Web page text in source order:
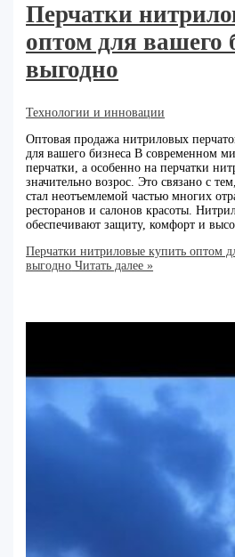
Перчатки
оптом для вашего
выгодно
Технологии и инновации
Оптовая продажа нитриловых
для вашего бизнеса В современном
перчатки, а особенно на перчатки
значительно возрос. Это связано с
стал неотъемлемой частью многих
ресторанов и салонов красоты.
обеспечивают защиту, комфорт и
Перчатки нитриловые купить оптом
выгодно Читать далее »